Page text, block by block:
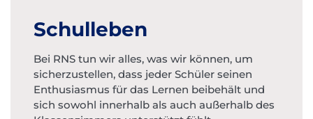
Schulleben
Bei RNS tun wir alles, was wir können, um
sicherzustellen, dass jeder Schüler seinen
Enthusiasmus für das Lernen beibehält und
sich sowohl innerhalb als auch außerhalb des